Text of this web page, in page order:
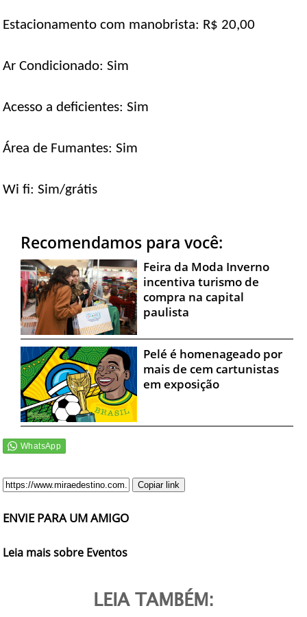
Estacionamento com manobrista: R$ 20,00
Ar Condicionado: Sim
Acesso a deficientes: Sim
Área de Fumantes: Sim
Wi fi: Sim/grátis
Recomendamos para você:
Feira da Moda Inverno
incentiva turismo de
compra na capital
paulista
Pelé é homenageado por
mais de cem cartunistas
em exposição
Copiar link
ENVIE PARA UM AMIGO
Leia mais sobre Eventos
LEIA TAMBÉM: